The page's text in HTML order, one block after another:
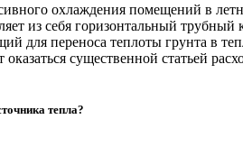
охлаждения помещений в
из себя горизонтальный
для переноса теплоты грунта в
существенной статьей
тепла?